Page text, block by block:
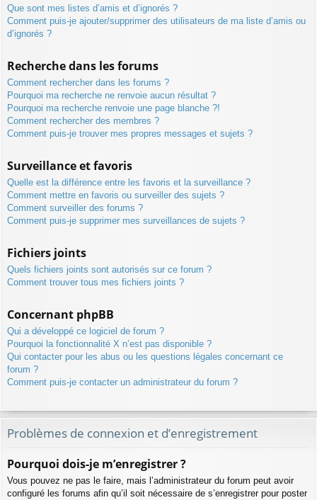
Que sont mes listes d’amis et d’ignorés ?
Comment puis-je ajouter/supprimer des utilisateurs de ma liste d’amis ou
d’ignorés ?
Recherche dans les forums
Comment rechercher dans les forums ?
Pourquoi ma recherche ne renvoie aucun résultat ?
Pourquoi ma recherche renvoie une page blanche ?!
Comment rechercher des membres ?
Comment puis-je trouver mes propres messages et sujets ?
Surveillance et favoris
Quelle est la différence entre les favoris et la surveillance ?
Comment mettre en favoris ou surveiller des sujets ?
Comment surveiller des forums ?
Comment puis-je supprimer mes surveillances de sujets ?
Fichiers joints
Quels fichiers joints sont autorisés sur ce forum ?
Comment trouver tous mes fichiers joints ?
Concernant phpBB
Qui a développé ce logiciel de forum ?
Pourquoi la fonctionnalité X n’est pas disponible ?
Qui contacter pour les abus ou les questions légales concernant ce
forum ?
Comment puis-je contacter un administrateur du forum ?
Problèmes de connexion et d’enregistrement
Pourquoi dois-je m’enregistrer ?
Vous pouvez ne pas le faire, mais l’administrateur du forum peut avoir
configuré les forums afin qu’il soit nécessaire de s’enregistrer pour poster